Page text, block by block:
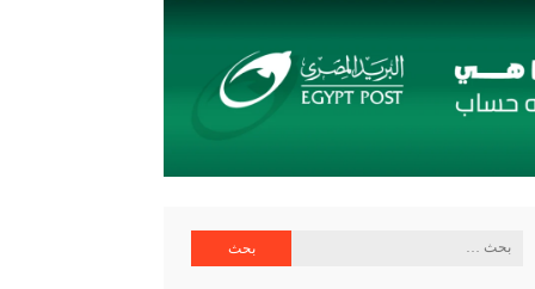
البنك المركزي
البحث